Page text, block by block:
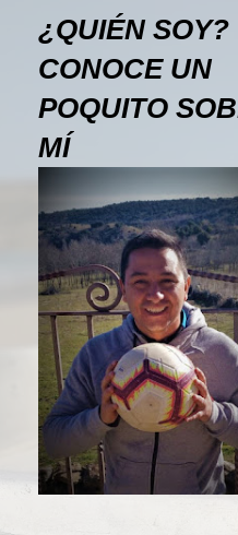
¿QUIÉN SOY?
CONOCE UN
POQUITO
MÍ